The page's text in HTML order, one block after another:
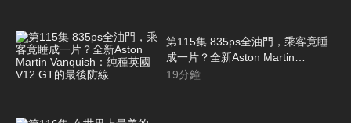
第115集 835ps全油門，乘客竟睡
成一片？全新Aston Martin
Vanquish：純種英國V12 GT的最
19分鐘